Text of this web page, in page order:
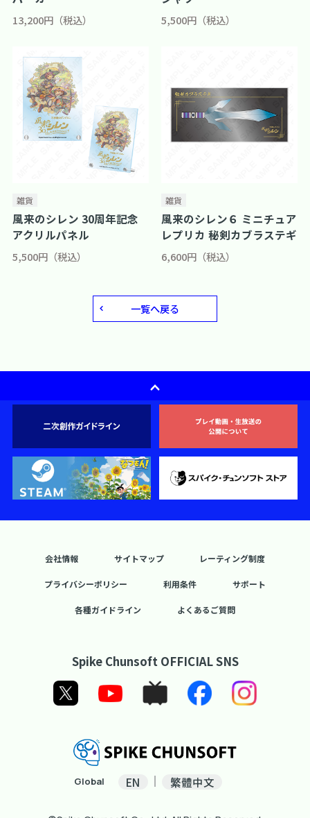
13,200円（税込） 5,500円（税込）
雑貨
風来のシレン 30周年記念
アクリルパネル
5,500円（税込）
雑貨
風来のシレン６ ミニチュア
レプリカ 秘剣カブラステギ
6,600円（税込）
一覧へ戻る
会社情報 サイトマップ レーティング制度
プライバシーポリシー 利用条件 サポート
各種ガイドライン よくあるご質問
Spike Chunsoft OFFICIAL SNS
Global EN 繁體中文